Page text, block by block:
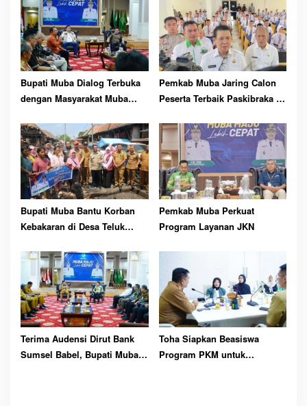
pp
Bupati Muba Dialog Terbuka
dengan Masyarakat Muba
Pemkab Muba Jaring Calon
Peserta Terbaik Paskibraka ke
Bupati Muba Bantu Korban
Kebakaran di Desa Teluk
Pemkab Muba Perkuat
Program Layanan JKN
Terima Audensi Dirut Bank
Sumsel Babel, Bupati Muba
Toha Siapkan Beasiswa
Program PKM untuk